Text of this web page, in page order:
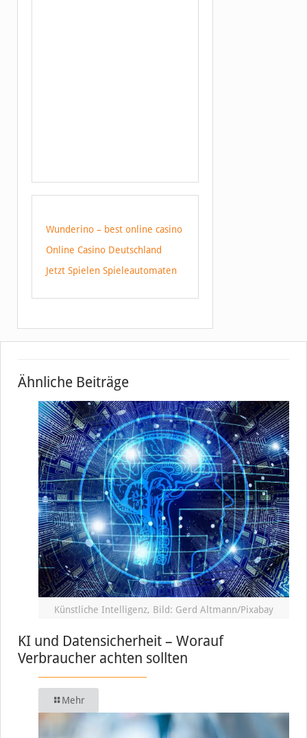
Wunderino – best online casino
Online Casino Deutschland
Jetzt Spielen Spieleautomaten
Ähnliche Beiträge
Künstliche Intelligenz, Bild: Gerd Altmann/Pixabay
KI und Datensicherheit – Worauf
Verbraucher achten sollten
Mehr